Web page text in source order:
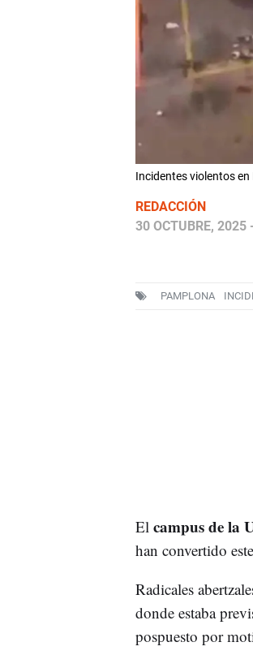
Incidentes violentos
REDACCIÓN
30 OCTUBRE, 2025
PAMPLONA
El campus de la
han convertido
Radicales
donde estaba
pospuesto por